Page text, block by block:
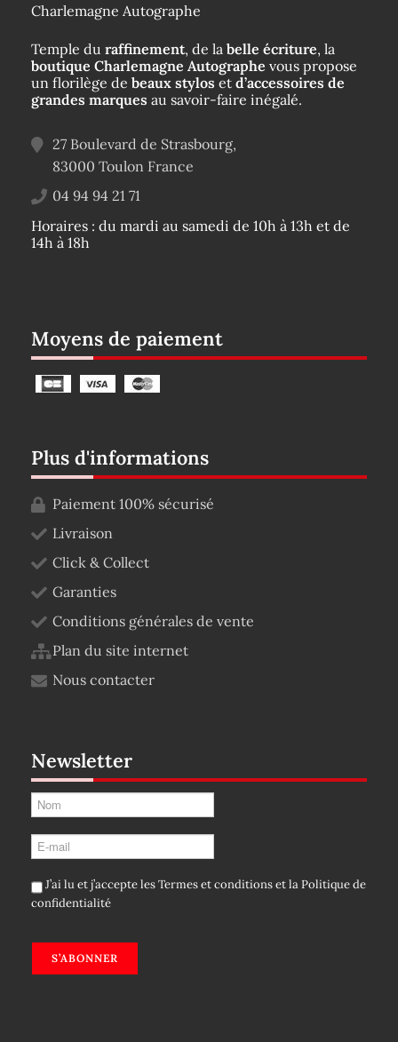
Charlemagne Autographe
Temple du raffinement, de la belle écriture, la
boutique Charlemagne Autographe vous propose
un florilège de beaux stylos et d’accessoires de
grandes marques au savoir-faire inégalé.
27 Boulevard de Strasbourg,
83000 Toulon France
04 94 94 21 71
Horaires : du mardi au samedi de 10h à 13h et de
14h à 18h
Moyens de paiement
Plus d'informations
Paiement 100% sécurisé
Livraison
Click & Collect
Garanties
Conditions générales de vente
Plan du site internet
Nous contacter
Newsletter
J’ai lu et j’accepte lesTermes et conditionset laPolitique de
confidentialité
S’ABONNER